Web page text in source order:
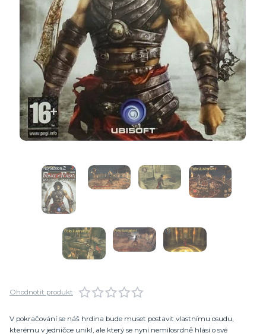
Ohodnotit produkt
V pokračování se náš hrdina bude muset postavit vlastnímu osudu,
kterému v jedničce unikl, ale který se nyní nemilosrdně hlásí o své